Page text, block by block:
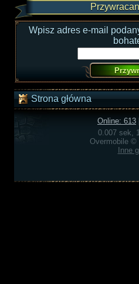
Wpisz adres e-mail
Strona główna
Online: 613
0.007 sek,
Overmobile ©
Inne